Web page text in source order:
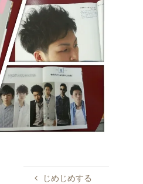
じめじめする